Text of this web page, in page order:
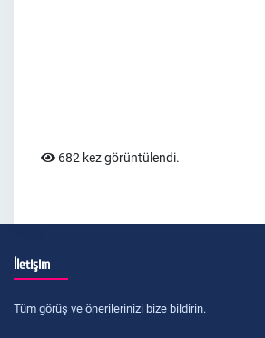
682 kez görüntülendi.
İletişim
Tüm görüş ve önerilerinizi bize bildirin.